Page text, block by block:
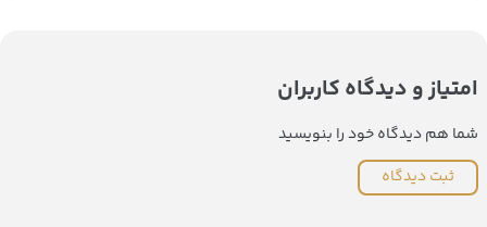
امتیاز و دیدگاه کاربران
شما هم دیدگاه خود را بنویسید
ثبت دیدگاه